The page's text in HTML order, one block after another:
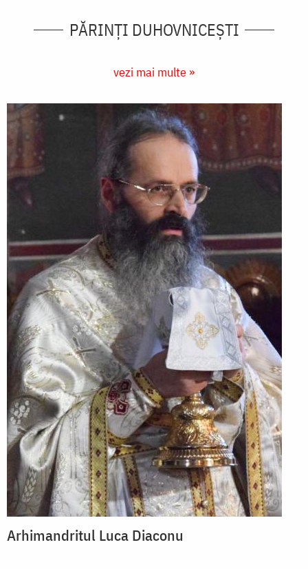
PĂRINȚI DUHOVNICEȘTI
vezi mai multe »
Arhimandritul Luca Diaconu